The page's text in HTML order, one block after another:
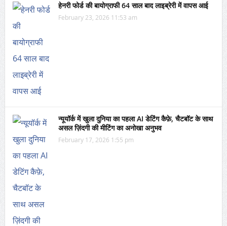
हेनरी फोर्ड की बायोग्राफी 64 साल बाद लाइब्रेरी में वापस आई
February 23, 2026 11:53 am
न्यूयॉर्क में खुला दुनिया का पहला AI डेटिंग कैफ़े, चैटबॉट के साथ
असल ज़िंदगी की मीटिंग का अनोखा अनुभव
February 17, 2026 1:55 pm